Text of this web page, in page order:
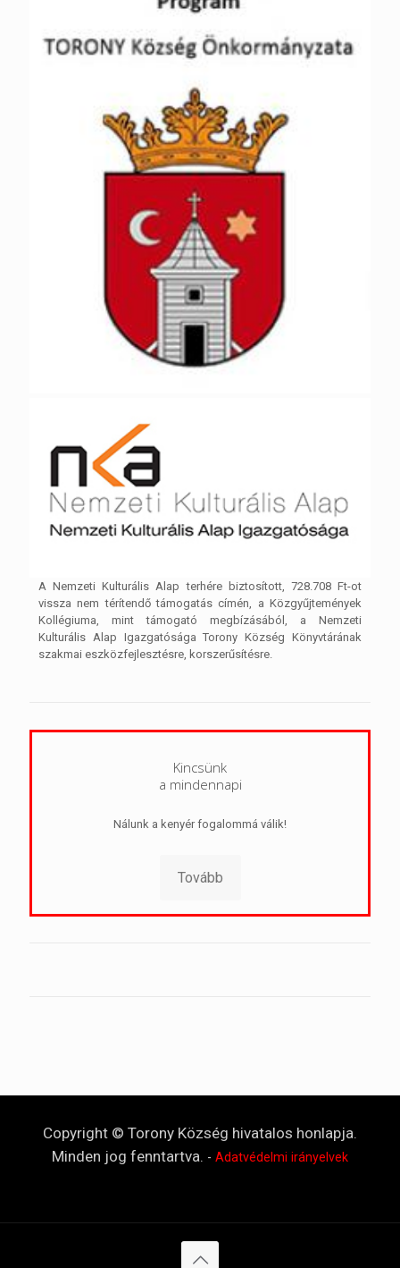
A Nemzeti Kulturális Alap terhére biztosított, 728.708 Ft-ot
vissza nem térítendő támogatás címén, a Közgyűjtemények
Kollégiuma, mint támogató megbízásából, a Nemzeti
Kulturális Alap Igazgatósága Torony Község Könyvtárának
szakmai eszközfejlesztésre, korszerűsítésre.
Kincsünk
a mindennapi
Nálunk a kenyér fogalommá válik!
Tovább
Copyright © Torony Község hivatalos honlapja.
Minden jog fenntartva. - Adatvédelmi irányelvek